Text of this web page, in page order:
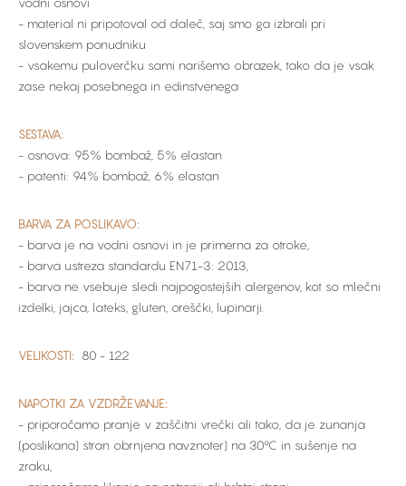
vodni osnovi
- material ni pripotoval od daleč, saj smo ga izbrali pri
slovenskem ponudniku
- vsakemu puloverčku sami narišemo obrazek, tako da je vsak
zase nekaj posebnega in edinstvenega
SESTAVA:
- osnova: 95% bombaž, 5% elastan
- patenti: 94% bombaž, 6% elastan
BARVA ZA POSLIKAVO:
- barva je na vodni osnovi in je primerna za otroke,
- barva ustreza standardu EN71-3: 2013,
- barva ne vsebuje sledi najpogostejših alergenov, kot so mlečni
izdelki, jajca, lateks, gluten, oreščki, lupinarji.
VELIKOSTI: 80 - 122
NAPOTKI ZA VZDRŽEVANJE:
- priporočamo pranje v zaščitni vrečki ali tako, da je zunanja
(poslikana) stran obrnjena navznoter) na 30°C in sušenje na
zraku,